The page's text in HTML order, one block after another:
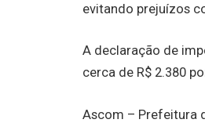
evitando prejuízos
A declaração de
cerca de R$ 2.380
Ascom – Prefeitura